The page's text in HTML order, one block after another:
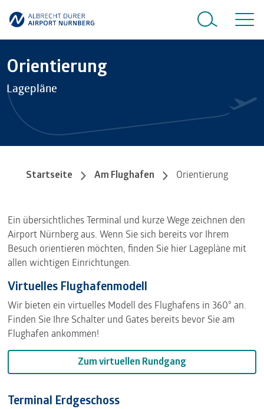
Orientierung
Lagepläne
Startseite Am Flughafen Orientierung
Ein übersichtliches Terminal und kurze Wege zeichnen den
Airport Nürnberg aus. Wenn Sie sich bereits vor Ihrem
Besuch orientieren möchten, finden Sie hier Lagepläne mit
allen wichtigen Einrichtungen.
Virtuelles Flughafenmodell
Wir bieten ein virtuelles Modell des Flughafens in 360° an.
Finden Sie Ihre Schalter und Gates bereits bevor Sie am
Flughafen ankommen!
Zum virtuellen Rundgang
Terminal Erdgeschoss